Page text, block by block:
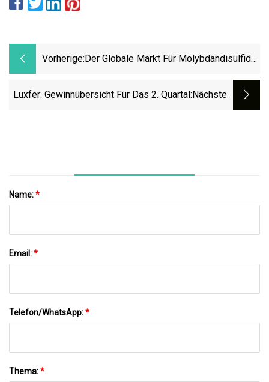
Vorherige: Der Globale Markt Für Molybdändisulfid
Wachstum Verzeichnen
Luxfer: Gewinnübersicht Für Das 2. Quartal :nächste
Name:*
Email:*
Telefon/WhatsApp:*
Thema:*